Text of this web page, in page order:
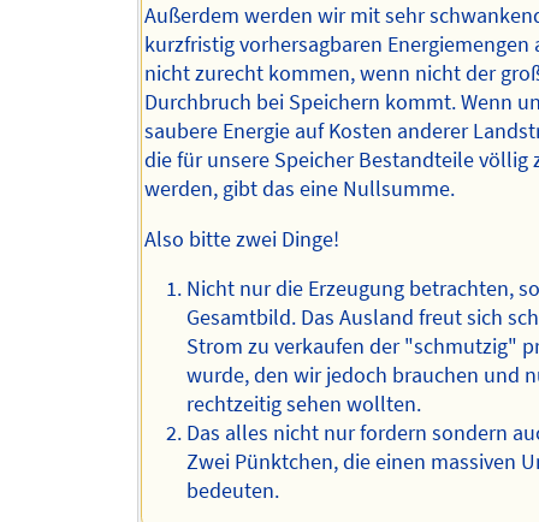
Außerdem werden wir mit sehr
kurzfristig vorhersagbaren Energiemengen
nicht zurecht kommen, wenn nicht der
Durchbruch bei Speichern kommt. Wenn
saubere Energie auf Kosten anderer
die für unsere Speicher Bestandteile völlig
werden, gibt das eine Nullsumme.
Also bitte zwei Dinge!
Nicht nur die Erzeugung betrachten,
Gesamtbild. Das Ausland freut sich
Strom zu verkaufen der "schmutzig"
wurde, den wir jedoch brauchen und
rechtzeitig sehen wollten.
Das alles nicht nur fordern sondern
Zwei Pünktchen, die einen massiven
bedeuten.